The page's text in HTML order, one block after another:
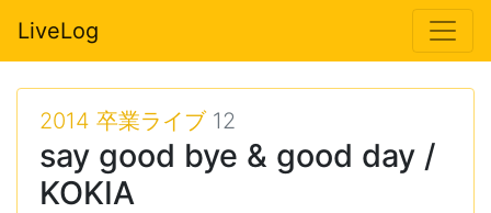
LiveLog
2014 卒業ライブ12
say good bye & good day /
KOKIA